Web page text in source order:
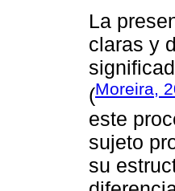
La
claras y
(Moreira,
este
sujeto
su